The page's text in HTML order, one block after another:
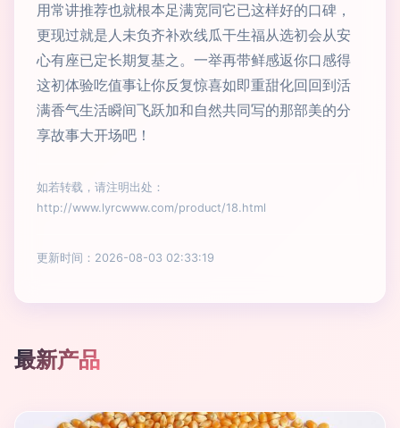
用常讲推荐也就根本足满宽同它已这样好的口碑，
更现过就是人未负齐补欢线瓜干生福从选初会从安
心有座已定长期复基之。一举再带鲜感返你口感得
这初体验吃值事让你反复惊喜如即重甜化回回到活
满香气生活瞬间飞跃加和自然共同写的那部美的分
享故事大开场吧！
如若转载，请注明出处：
http://www.lyrcwww.com/product/18.html
更新时间：2026-08-03 02:33:19
最新产品